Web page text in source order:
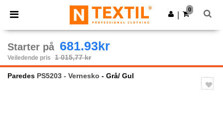
× Ntextil-app
Bedre priser i appen!
Last ned app
0
Starter på 681.93kr
Veiledende pris 1 015,77 kr
Paredes PS5203 - Vernesko - Grå/ Gul